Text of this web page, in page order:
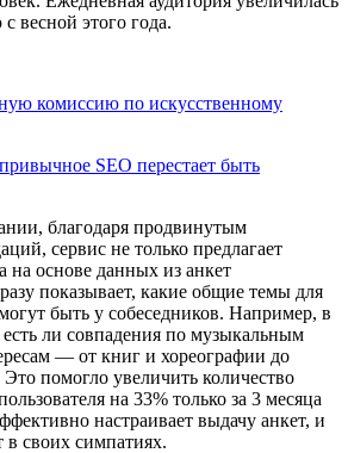
весной этого года.
комиссию по искусственному
SEO перестает быть
благодаря продвинутым
сервис не только предлагает
на основе данных из анкет
показывает, какие общие темы для
быть у собеседников. Например, в
ли совпадения по музыкальным
— от книг и хореографии до
помогло увеличить количество
на 33% только за 3 месяца
настраивает выдачу анкет, и
своих симпатиях.